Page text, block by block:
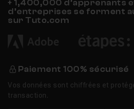
+ 1,400,000 d’apprenants
d’entreprises se forment
sur Tuto.com
Paiement 100% sécurisé
Vos données sont chiffrées et
transaction.